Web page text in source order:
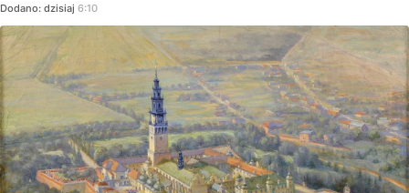
Dodano: dzisiaj 6:10